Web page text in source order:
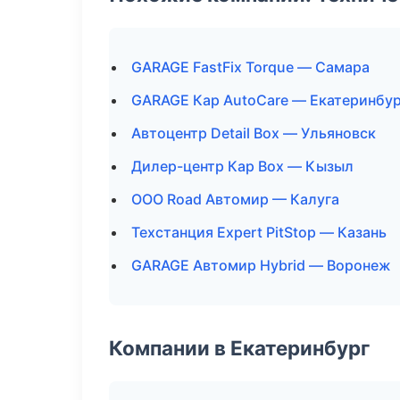
GARAGE FastFix Torque — Самара
GARAGE Кар AutoCare —
Автоцентр Detail Box — Ульяновск
Дилер-центр Кар Box — Кызыл
ООО Road Автомир — Калуга
Техстанция Expert PitStop — Казань
GARAGE Автомир Hybrid — Воронеж
Компании в Екатеринбург